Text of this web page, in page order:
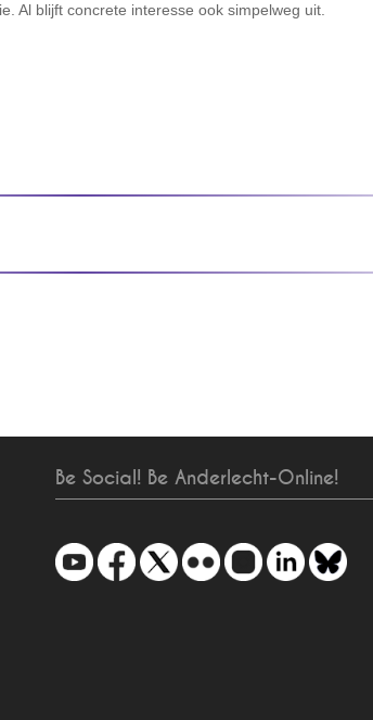
Al blijft concrete interesse ook simpelweg uit.
Be Social! Be Anderlecht-Online!